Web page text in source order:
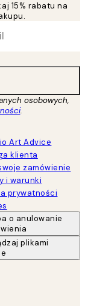
15% rabatu na
osobowych,
.
Art Advice
klienta
zamówienie
i warunki
prywatności
o anulowanie
plikami